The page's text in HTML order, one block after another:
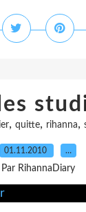
, quitte, rihanna,
01.11.2010 …
Par RihannaDiary